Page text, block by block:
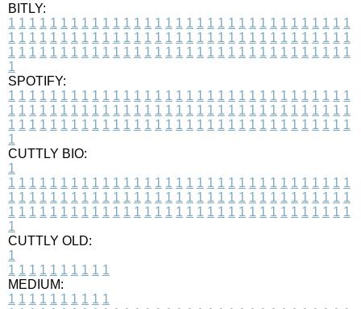
BITLY:
1 1 1 1 1 1 1 1 1 1 1 1 1 1 1 1 1 1 1 1 1 1 1 1 1 1 1 1 1 1 1 1 1
1 1 1 1 1 1 1 1 1 1 1 1 1 1 1 1 1 1 1 1 1 1 1 1 1 1 1 1 1 1 1 1 1
1 1 1 1 1 1 1 1 1 1 1 1 1 1 1 1 1 1 1 1 1 1 1 1 1 1 1 1 1 1 1 1 1
1
SPOTIFY:
1 1 1 1 1 1 1 1 1 1 1 1 1 1 1 1 1 1 1 1 1 1 1 1 1 1 1 1 1 1 1 1 1
1 1 1 1 1 1 1 1 1 1 1 1 1 1 1 1 1 1 1 1 1 1 1 1 1 1 1 1 1 1 1 1 1
1 1 1 1 1 1 1 1 1 1 1 1 1 1 1 1 1 1 1 1 1 1 1 1 1 1 1 1 1 1 1 1 1
1
CUTTLY BIO:
1
1 1 1 1 1 1 1 1 1 1 1 1 1 1 1 1 1 1 1 1 1 1 1 1 1 1 1 1 1 1 1 1 1
1 1 1 1 1 1 1 1 1 1 1 1 1 1 1 1 1 1 1 1 1 1 1 1 1 1 1 1 1 1 1 1 1
1 1 1 1 1 1 1 1 1 1 1 1 1 1 1 1 1 1 1 1 1 1 1 1 1 1 1 1 1 1 1 1 1
1
CUTTLY OLD:
1
1 1 1 1 1 1 1 1 1 1
MEDIUM:
1 1 1 1 1 1 1 1 1 1